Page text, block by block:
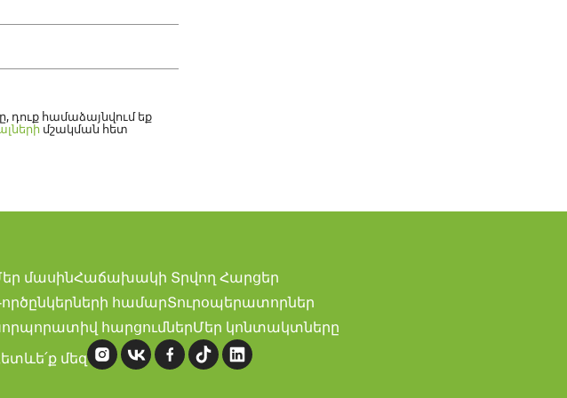
դուք համաձայնվում եք
մշակման հետ
մասինՀաճախակի Տրվող Հարցեր
համարՏուրօպերատորներ
հարցումներՄեր կոնտակտները
մեզ